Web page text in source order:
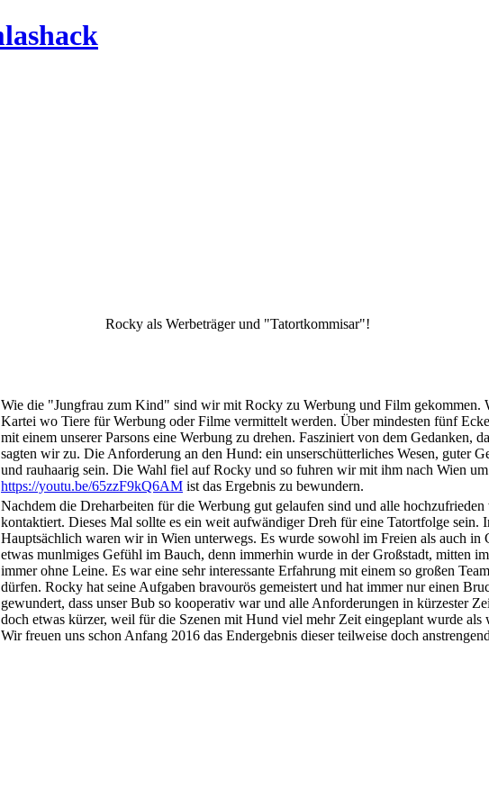
Rocky als Werbeträger und "Tatortkommisar"!
Wie die "Jungfrau zum Kind" sind wir mit Rocky zu Werbung und Film gekommen.
Kartei wo Tiere für Werbung oder Filme vermittelt werden. Über mindesten fünf
mit einem unserer Parsons eine Werbung zu drehen. Fasziniert von dem Gedanken,
sagten wir zu. Die Anforderung an den Hund: ein unserschütterliches Wesen, guter
und rauhaarig sein. Die Wahl fiel auf Rocky und so fuhren wir mit ihm nach Wien
https://youtu.be/65zzF9kQ6AM ist das Ergebnis zu bewundern.
Nachdem die Dreharbeiten für die Werbung gut gelaufen sind und alle
kontaktiert. Dieses Mal sollte es ein weit aufwändiger Dreh für eine Tatortfolge sein.
Hauptsächlich waren wir in Wien unterwegs. Es wurde sowohl im Freien als auch in
etwas munlmiges Gefühl im Bauch, denn immerhin wurde in der Großstadt, mitten
immer ohne Leine. Es war eine sehr interessante Erfahrung mit einem so großen
dürfen. Rocky hat seine Aufgaben bravourös gemeistert und hat immer nur einen
gewundert, dass unser Bub so kooperativ war und alle Anforderungen in kürzester
doch etwas kürzer, weil für die Szenen mit Hund viel mehr Zeit eingeplant wurde
Wir freuen uns schon Anfang 2016 das Endergebnis dieser teilweise doch